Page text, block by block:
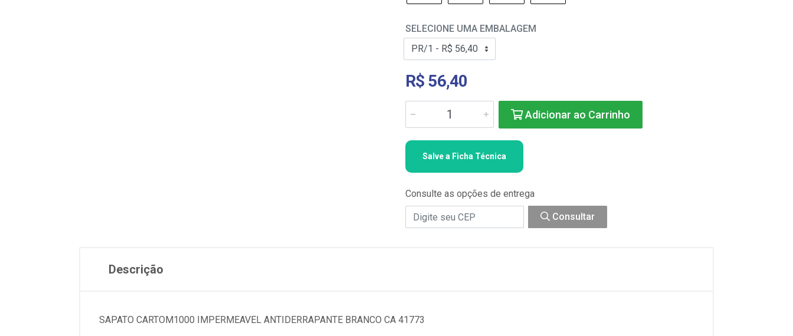
SELECIONE UMA EMBALAGEM
R$ 56,40
Adicionar ao Carrinho
Salve a Ficha Técnica
Consulte as opções de entrega
Consultar
Descrição
SAPATO CARTOM1000 IMPERMEAVEL ANTIDERRAPANTE BRANCO CA 41773